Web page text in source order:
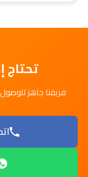
تحتاج
فريقنا جاهز